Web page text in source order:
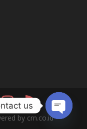
by crn.co.id
us